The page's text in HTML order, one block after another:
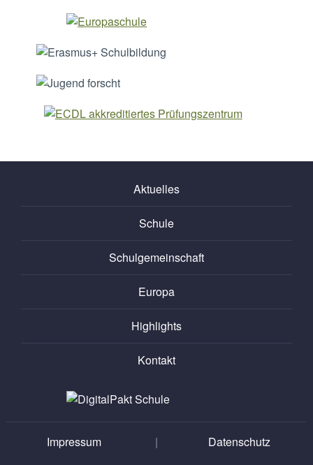
Aktuelles
Schule
Schulgemeinschaft
Europa
Highlights
Kontakt
Impressum | Datenschutz